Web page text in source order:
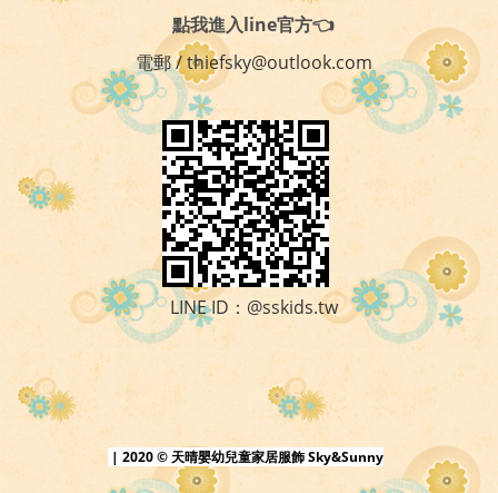
點我進入line官方👈
電郵 / thiefsky@outlook.com
LINE ID：@sskids.tw
| 2020 © 天晴嬰幼兒童家居服飾 Sky&Sunny